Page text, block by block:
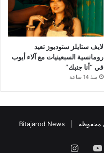
لايف ستايلز ستوديوز تعيد
رومانسية السبعينيات مع آلاء أيوب
في “أنا جنبك”
منذ 14 ساعة
Bitajarod News
‫YouTubeانستقرام